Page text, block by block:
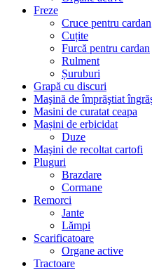
Freze
Cruce pentru cardan
Cuțite
Furcă pentru cardan
Rulment
Șuruburi
Grapă cu discuri
Maşină de împrăştiat
Masini de curatat ceapa
Mașini de erbicidat
Duze
Maşini de recoltat cartofi
Pluguri
Brazdare
Cormane
Remorci
Jante
Lămpi
Scarificatoare
Organe active
Tractoare